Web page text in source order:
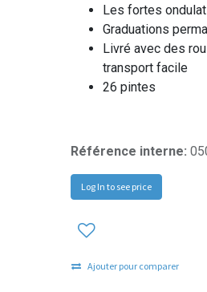
Les fortes
Graduations
Livré avec des
transport facile
26 pintes
Référence interne:
Log In to see price
Ajouter pour comparer